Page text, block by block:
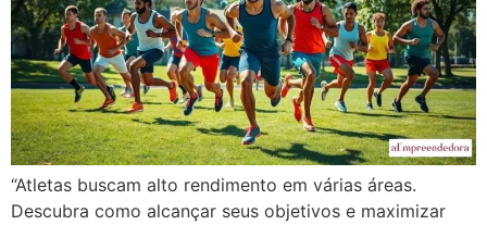
“Atletas buscam alto rendimento em várias áreas.
Descubra como alcançar seus objetivos e maximizar